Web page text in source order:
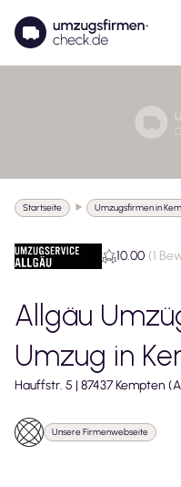
Startseite Umzugsfirmen in
10.00 (1
Allgäu
Umzug in
Hauffstr. 5 | 87437Kempten
Unsere Firmenwebseite